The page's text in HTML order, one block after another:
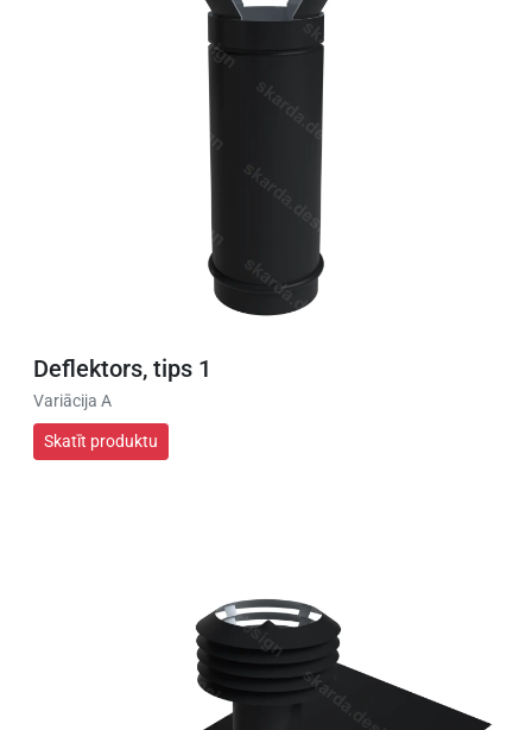
Deflektors, tips 1
Variācija A
Skatīt produktu